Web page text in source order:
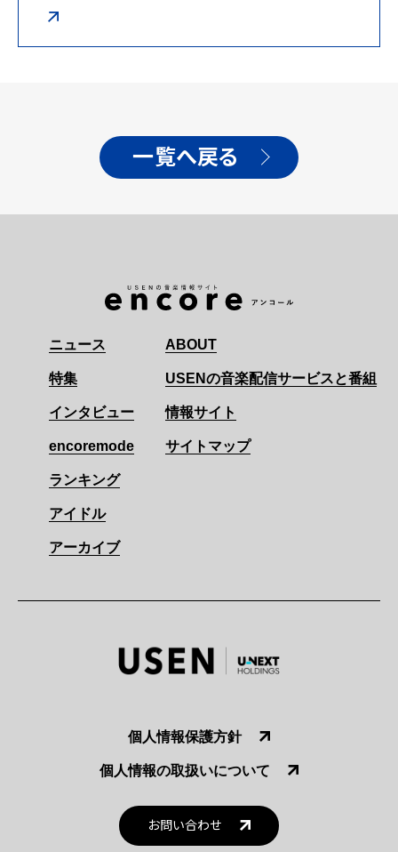
一覧へ戻る
ニュース
特集
インタビュー
encoremode
ランキング
アイドル
アーカイブ
ABOUT
USENの音楽配信サービスと番組
情報サイト
サイトマップ
個人情報保護方針
個人情報の取扱いについて
お問い合わせ